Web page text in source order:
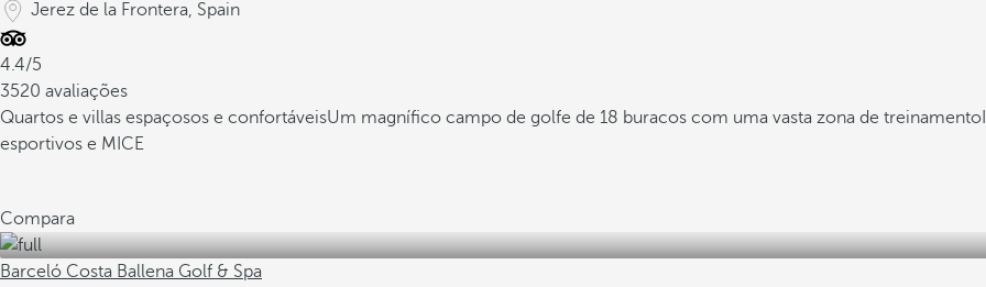
Jerez de la Frontera, Spain
4.4/5
3520 avaliações
Quartos e villas espaçosos e confortáveisUm magnífico campo de golfe de 18 buracos com uma vasta zona de treinamento
esportivos e MICE
Compara
Barceló Costa Ballena Golf & Spa